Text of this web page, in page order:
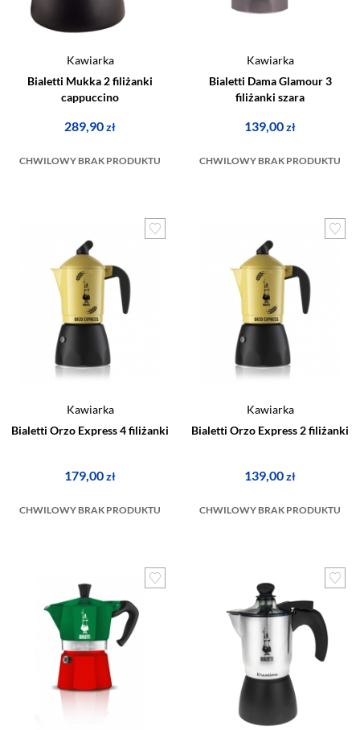
Kawiarka
Bialetti Mukka 2 filiżanki
cappuccino
289,90zł
CHWILOWY BRAK PRODUKTU
Kawiarka
Bialetti Dama Glamour 3
filiżanki szara
139,00zł
CHWILOWY BRAK PRODUKTU
Kawiarka
Bialetti Orzo Express 4 filiżanki
179,00zł
CHWILOWY BRAK PRODUKTU
Kawiarka
Bialetti Orzo Express 2 filiżanki
139,00zł
CHWILOWY BRAK PRODUKTU